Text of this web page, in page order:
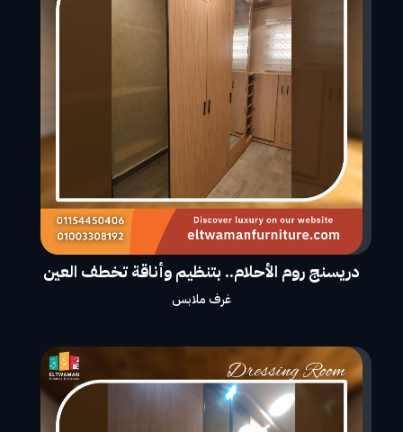
دريسنج روم الأحلام.. بتنظيم وأناقة تخطف العين
غرف ملابس